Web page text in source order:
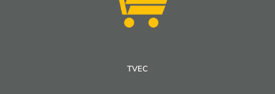
TVEC